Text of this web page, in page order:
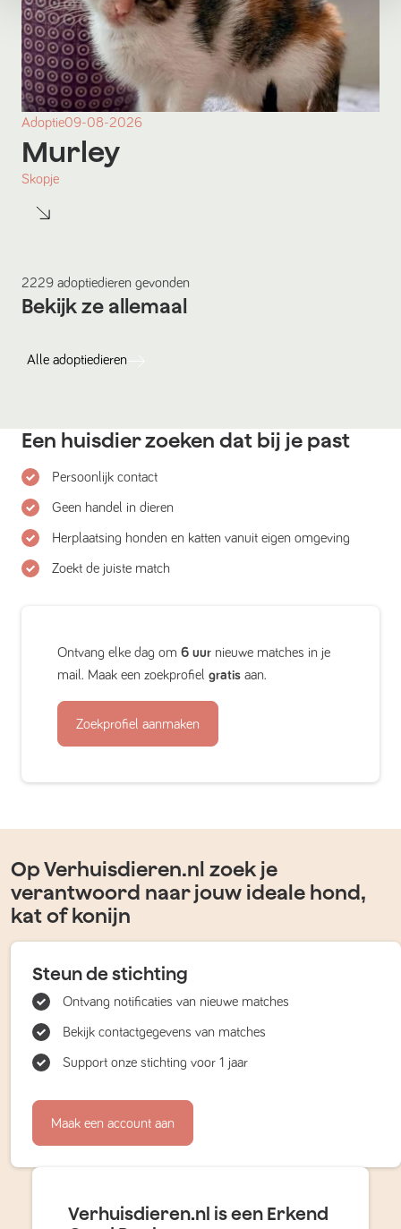
Adoptie09-08-2026
Murley
Skopje
2229 adoptiedieren gevonden
Bekijk ze allemaal
Alle adoptiedieren
Een huisdier zoeken dat bij je past
Persoonlijk contact
Geen handel in dieren
Herplaatsing honden en katten vanuit eigen omgeving
Zoekt de juiste match
Ontvang elke dag om 6 uur nieuwe matches in je
mail. Maak een zoekprofiel gratis aan.
Zoekprofiel aanmaken
Op Verhuisdieren.nl zoek je
verantwoord naar jouw ideale hond,
kat of konijn
Steun de stichting
Ontvang notificaties van nieuwe matches
Bekijk contactgegevens van matches
Support onze stichting voor 1 jaar
Maak een account aan
Verhuisdieren.nl is een Erkend